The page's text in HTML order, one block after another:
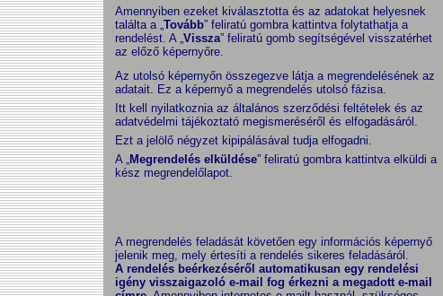
Amennyiben ezeket kiválasztotta és az adatokat helyesnek
találta a „Tovább” feliratú gombra kattintva folytathatja a
rendelést. A „Vissza” feliratú gomb segítségével visszatérhet
az előző képernyőre.
Az utolsó képernyőn összegezve látja a megrendelésének az
adatait. Ez a képernyő a megrendelés utolsó fázisa.
Itt kell nyilatkoznia az általános szerződési feltételek és az
adatvédelmi tájékoztató megismeréséről és elfogadásáról.
Ezt a jelölő négyzet kipipálásával tudja elfogadni.
A „Megrendelés elküldése” feliratú gombra kattintva elküldi a
kész megrendelőlapot.
A megrendelés feladását követően egy információs képernyő
jelenik meg, mely értesíti a rendelés sikeres feladásáról.
A rendelés beérkezéséről automatikusan egy rendelési
igény visszaigazoló e-mail fog érkezni a megadott e-mail